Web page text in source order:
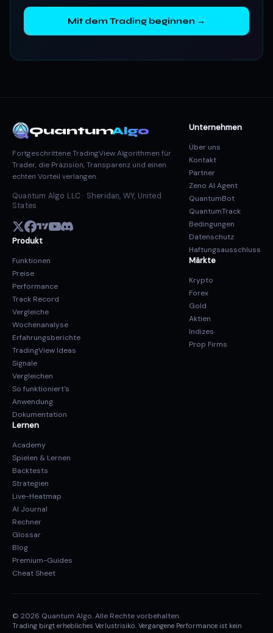
Mit dem Trading beginnen →
QuantumAlgo
Fortgeschrittene TradingView Algorithmen für
Trader, die Präzision, Transparenz und einen
echten Vorteil verlangen.
Quantum Algo LLC · Sheridan, WY, United
States
Produkt
Funktionen
Preise
Performance
Track Record
Vergleiche
Wochenanalyse
Erfahrungsberichte
TradingView Ideas
Signale
Vergleichen
So funktioniert's
Anwendung
Dokumentation
Lernen
Academy
Spielen & Lernen
Backtests
Strategien
Live-Heatmap
AI Journal
Rechner
Glossar
Blog
Premium-Guides
Cheat Sheet
Unternehmen
Über uns
Kontakt
Partner
Zeno AI Agent
QuantumBot
QuantumTrack
Bedingungen
Datenschutz
Haftungsausschluss
Märkte
Krypto
Forex
Gold
Aktien
Indizes
Prop Firms
© 2026 Quantum Algo. Alle Rechte vorbehalten.
Trading birgt erhebliches Verlustrisiko. Vergangene Performance ist kein